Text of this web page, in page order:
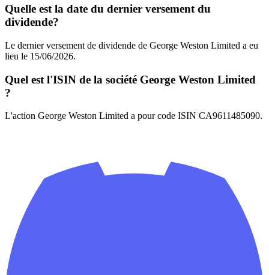
Quelle est la date du dernier versement du
dividende?
Le dernier versement de dividende de George Weston Limited a eu
lieu le 15/06/2026.
Quel est l'ISIN de la société George Weston Limited
?
L'action George Weston Limited a pour code ISIN CA9611485090.